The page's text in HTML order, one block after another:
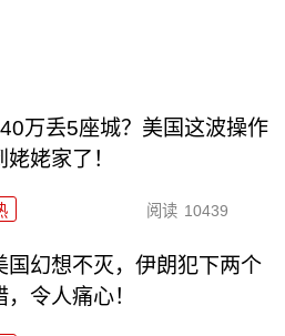
万丢5座城？美国这波操作
姥姥家了！
阅读 10439
国幻想不灭，伊朗犯下两个
，令人痛心！